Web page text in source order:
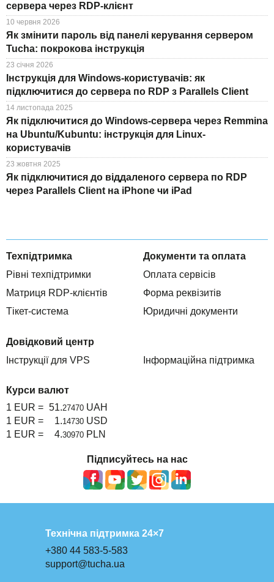
сервера через RDP-клієнт
10 червня 2026
Як змінити пароль від панелі керування сервером
Tucha: покрокова інструкція
23 січня 2026
Інструкція для Windows-користувачів: як
підключитися до сервера по RDP з Parallels Client
14 листопада 2025
Як підключитися до Windows-сервера через Remmina
на Ubuntu/Kubuntu: інструкція для Linux-
користувачів
23 жовтня 2025
Як підключитися до віддаленого сервера по RDP
через Parallels Client на iPhone чи iPad
Техпідтримка
Рівні техпідтримки
Матриця RDP-клієнтів
Тікет-система
Документи та оплата
Оплата сервісів
Форма реквізитів
Юридичні документи
Довідковий центр
Інструкції для VPS
Інформаційна підтримка
Курси валют
1 EUR = 51.27470 UAH
1 EUR =
1.14730 USD
1 EUR =
4.30970 PLN
Підписуйтесь на нас
Технічна підтримка 24×7
+380 44 583-5-583
support@tucha.ua